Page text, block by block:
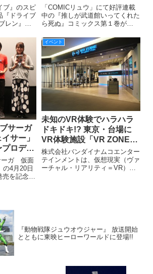
インタビ
ブ』のスピ
『ドライブ
レン』
三条陸さ
敬仁さん
ガチ布陣に
生サイン会開催！
「COMICリュウ」にて好評連載
中の『推しが武道館いってくれた
ら死ぬ』コミックス第１巻が
る。本書の発売を記念して、
2016年2月28日(日)SHIBUYA
TSUTAYAにて、著者の平尾アウ
リ先生によるサ
サーガ
サー」
ロデュ
ってメ
イブの
ゃうぜ〜
ーガ 仮面
の4月20日
売を記念し
月15日
イベント
未知のVR体験でハラハラ
ドキドキ!? 東京・台場に
VR体験施設「VR ZONE
Project i Can」が4月15日
（金）オープン！
株式会社バンダイナムコエンター
テインメントは、仮想現実（ヴァ
ーチャル・リアリティ＝VR）技
『動物戦隊ジュウオウジャー』 放送開始
とともに東映ヒーローワールドに登場!!